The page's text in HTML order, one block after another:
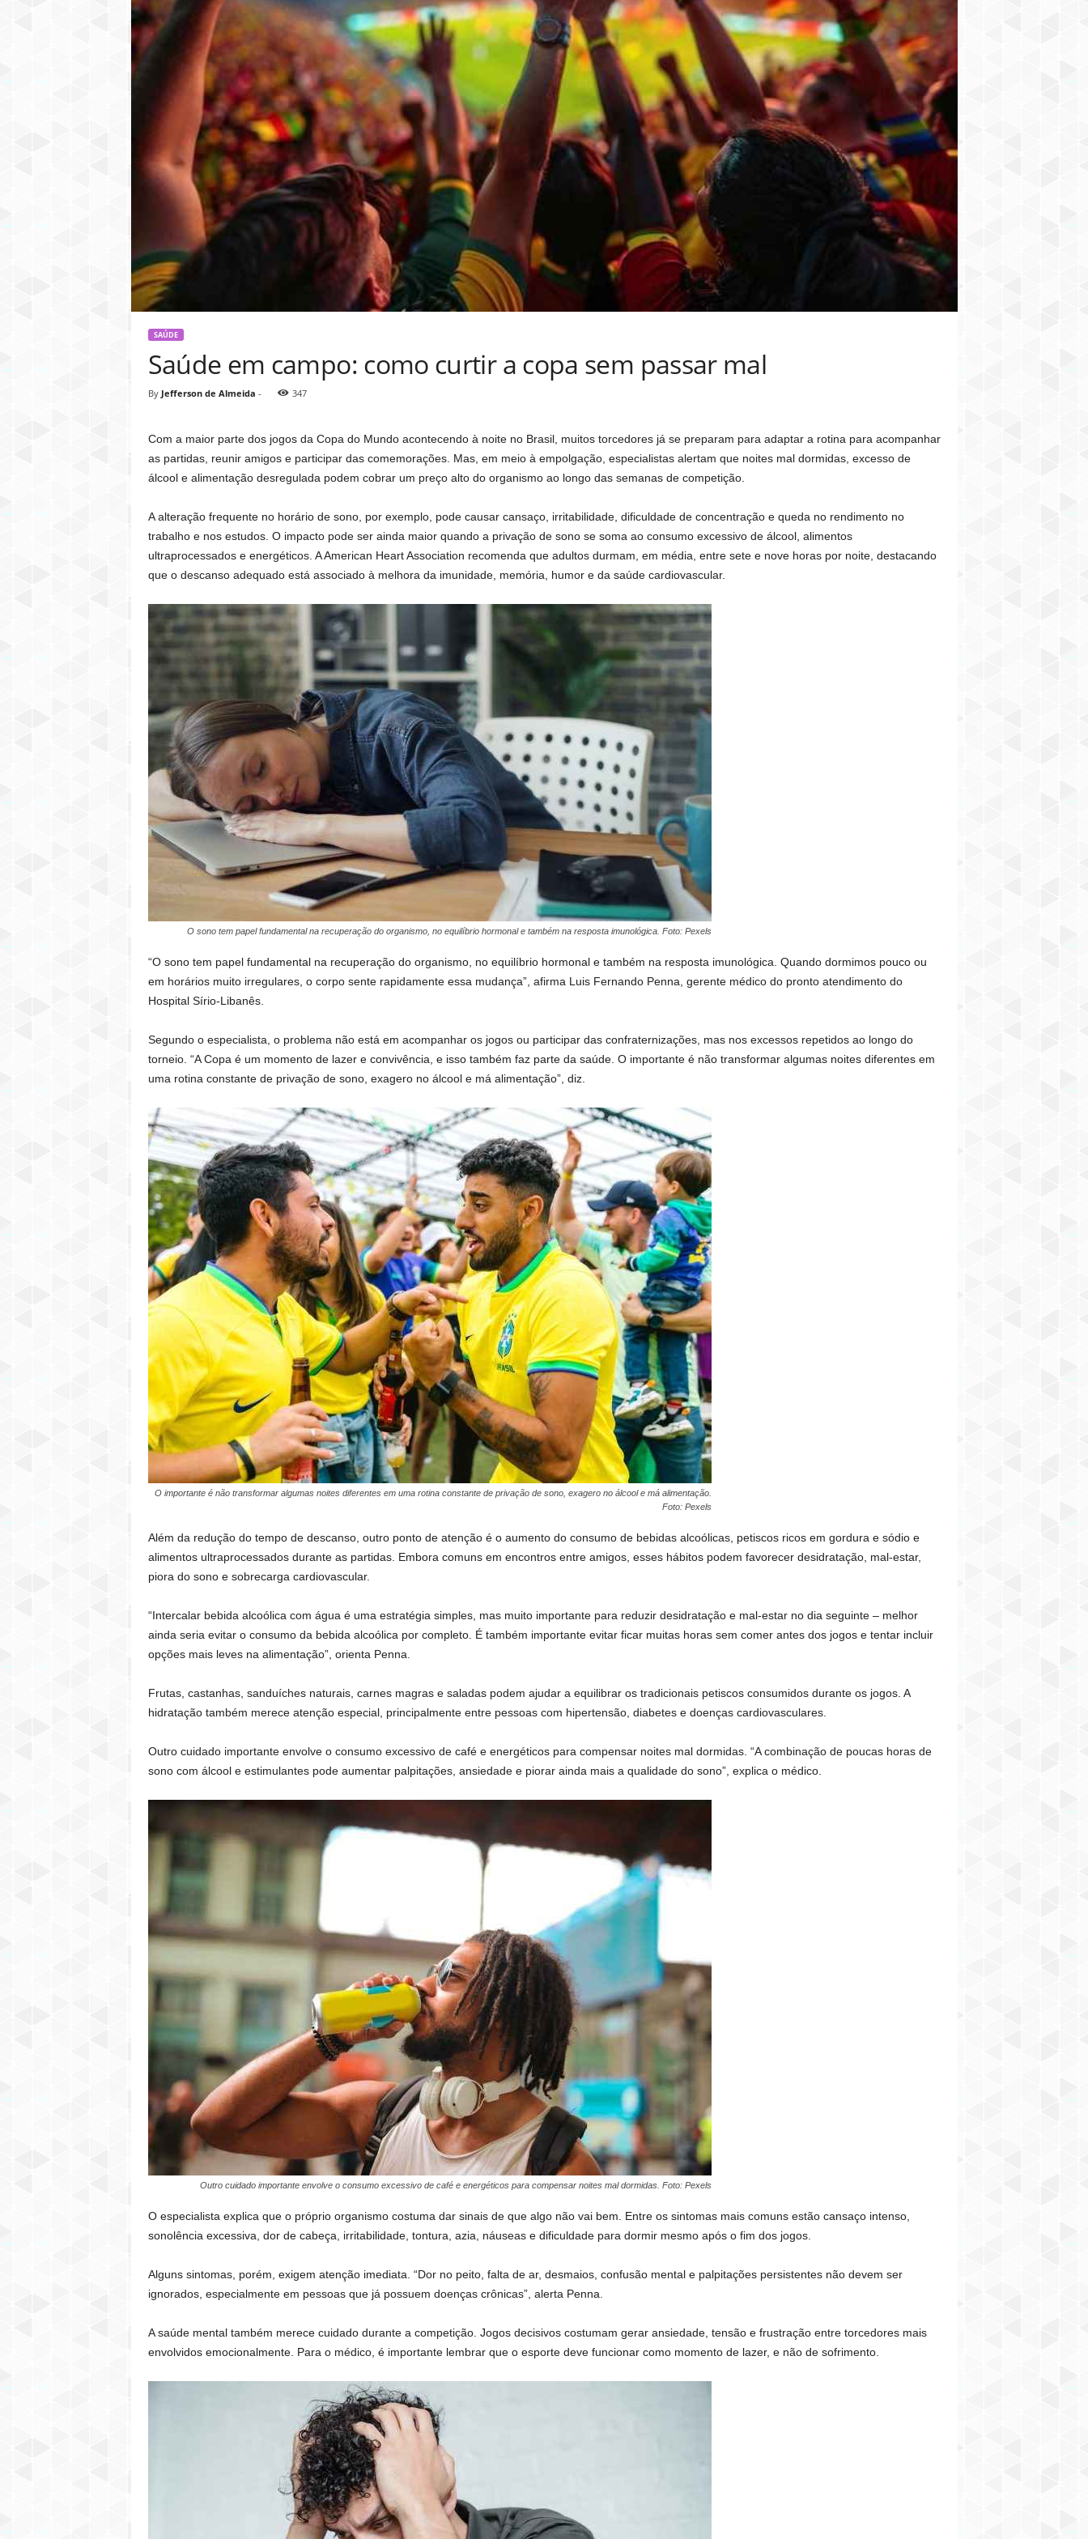
SAÚDE
Saúde em campo: como curtir a copa sem passar mal
By Jefferson de Almeida - 347
Com a maior parte dos jogos da Copa do Mundo acontecendo à noite no Brasil, muitos torcedores já se preparam para adaptar a rotina para acompanhar
as partidas, reunir amigos e participar das comemorações. Mas, em meio à empolgação, especialistas alertam que noites mal dormidas, excesso de
álcool e alimentação desregulada podem cobrar um preço alto do organismo ao longo das semanas de competição.
A alteração frequente no horário de sono, por exemplo, pode causar cansaço, irritabilidade, dificuldade de concentração e queda no rendimento no
trabalho e nos estudos. O impacto pode ser ainda maior quando a privação de sono se soma ao consumo excessivo de álcool, alimentos
ultraprocessados e energéticos. A American Heart Association recomenda que adultos durmam, em média, entre sete e nove horas por noite, destacando
que o descanso adequado está associado à melhora da imunidade, memória, humor e da saúde cardiovascular.
O sono tem papel fundamental na recuperação do organismo, no equilíbrio hormonal e também na resposta imunológica. Foto: Pexels
“O sono tem papel fundamental na recuperação do organismo, no equilíbrio hormonal e também na resposta imunológica. Quando dormimos pouco ou
em horários muito irregulares, o corpo sente rapidamente essa mudança”, afirma Luis Fernando Penna, gerente médico do pronto atendimento do
Hospital Sírio-Libanês.
Segundo o especialista, o problema não está em acompanhar os jogos ou participar das confraternizações, mas nos excessos repetidos ao longo do
torneio. “A Copa é um momento de lazer e convivência, e isso também faz parte da saúde. O importante é não transformar algumas noites diferentes em
uma rotina constante de privação de sono, exagero no álcool e má alimentação”, diz.
O importante é não transformar algumas noites diferentes em uma rotina constante de privação de sono, exagero no álcool e má alimentação.
Foto: Pexels
Além da redução do tempo de descanso, outro ponto de atenção é o aumento do consumo de bebidas alcoólicas, petiscos ricos em gordura e sódio e
alimentos ultraprocessados durante as partidas. Embora comuns em encontros entre amigos, esses hábitos podem favorecer desidratação, mal-estar,
piora do sono e sobrecarga cardiovascular.
“Intercalar bebida alcoólica com água é uma estratégia simples, mas muito importante para reduzir desidratação e mal-estar no dia seguinte – melhor
ainda seria evitar o consumo da bebida alcoólica por completo. É também importante evitar ficar muitas horas sem comer antes dos jogos e tentar incluir
opções mais leves na alimentação”, orienta Penna.
Frutas, castanhas, sanduíches naturais, carnes magras e saladas podem ajudar a equilibrar os tradicionais petiscos consumidos durante os jogos. A
hidratação também merece atenção especial, principalmente entre pessoas com hipertensão, diabetes e doenças cardiovasculares.
Outro cuidado importante envolve o consumo excessivo de café e energéticos para compensar noites mal dormidas. “A combinação de poucas horas de
sono com álcool e estimulantes pode aumentar palpitações, ansiedade e piorar ainda mais a qualidade do sono”, explica o médico.
Outro cuidado importante envolve o consumo excessivo de café e energéticos para compensar noites mal dormidas. Foto: Pexels
O especialista explica que o próprio organismo costuma dar sinais de que algo não vai bem. Entre os sintomas mais comuns estão cansaço intenso,
sonolência excessiva, dor de cabeça, irritabilidade, tontura, azia, náuseas e dificuldade para dormir mesmo após o fim dos jogos.
Alguns sintomas, porém, exigem atenção imediata. “Dor no peito, falta de ar, desmaios, confusão mental e palpitações persistentes não devem ser
ignorados, especialmente em pessoas que já possuem doenças crônicas”, alerta Penna.
A saúde mental também merece cuidado durante a competição. Jogos decisivos costumam gerar ansiedade, tensão e frustração entre torcedores mais
envolvidos emocionalmente. Para o médico, é importante lembrar que o esporte deve funcionar como momento de lazer, e não de sofrimento.